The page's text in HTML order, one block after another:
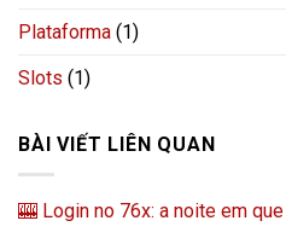
Plataforma (1)
Slots (1)
BÀI VIẾT LIÊN QUAN
🎰 Login no 76x: a noite em